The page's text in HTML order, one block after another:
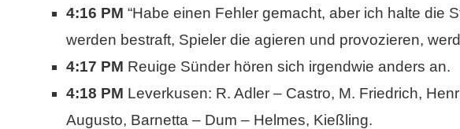
4:16 PM “Habe einen Fehler gemacht, aber ich halte die
werden bestraft, Spieler die agieren und provozieren,
4:17 PM Reuige Sünder hören sich irgendwie anders an.
4:18 PM Leverkusen: R. Adler – Castro, M. Friedrich,
Augusto, Barnetta – Dum – Helmes, Kießling.